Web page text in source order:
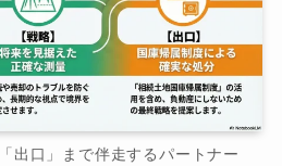
出口」まで伴走するパートナー